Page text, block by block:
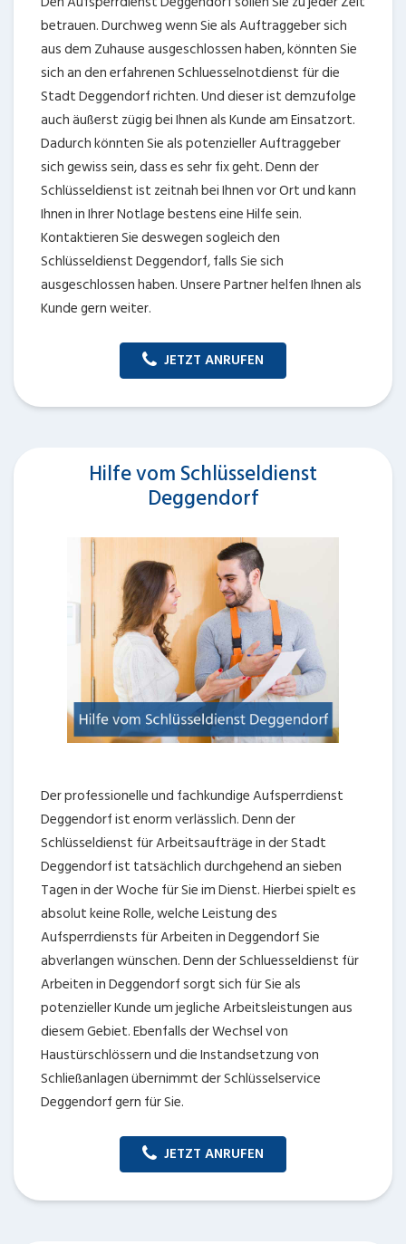
betrauen. Durchweg wenn Sie als Auftraggeber sich
aus dem Zuhause ausgeschlossen haben, könnten Sie
sich an den erfahrenen Schluesselnotdienst für die
Stadt Deggendorf richten. Und dieser ist demzufolge
auch äußerst zügig bei Ihnen als Kunde am Einsatzort.
Dadurch könnten Sie als potenzieller Auftraggeber
sich gewiss sein, dass es sehr fix geht. Denn der
Schlüsseldienst ist zeitnah bei Ihnen vor Ort und kann
Ihnen in Ihrer Notlage bestens eine Hilfe sein.
Kontaktieren Sie deswegen sogleich den
Schlüsseldienst Deggendorf, falls Sie sich
ausgeschlossen haben. Unsere Partner helfen Ihnen als
Kunde gern weiter.
JETZT ANRUFEN
Hilfe vom Schlüsseldienst
Deggendorf
Der professionelle und fachkundige Aufsperrdienst
Deggendorf ist enorm verlässlich. Denn der
Schlüsseldienst für Arbeitsaufträge in der Stadt
Deggendorf ist tatsächlich durchgehend an sieben
Tagen in der Woche für Sie im Dienst. Hierbei spielt es
absolut keine Rolle, welche Leistung des
Aufsperrdiensts für Arbeiten in Deggendorf Sie
abverlangen wünschen. Denn der Schluesseldienst für
Arbeiten in Deggendorf sorgt sich für Sie als
potenzieller Kunde um jegliche Arbeitsleistungen aus
diesem Gebiet. Ebenfalls der Wechsel von
Haustürschlössern und die Instandsetzung von
Schließanlagen übernimmt der Schlüsselservice
Deggendorf gern für Sie.
JETZT ANRUFEN